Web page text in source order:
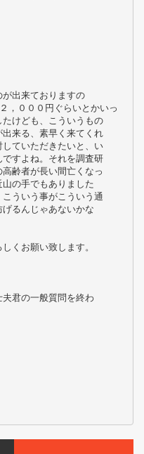
出来ておりますの
，０００円ぐらいとかいっ
けども、こういうもの
来る、素早く来てくれ
ていただきたいと、い
すよね。それを調査研
齢者が長い間亡くなっ
の手でもありました
ういう事がこういう通
るんじゃあないかな
くお願い致します。
君の一般質問を終わ